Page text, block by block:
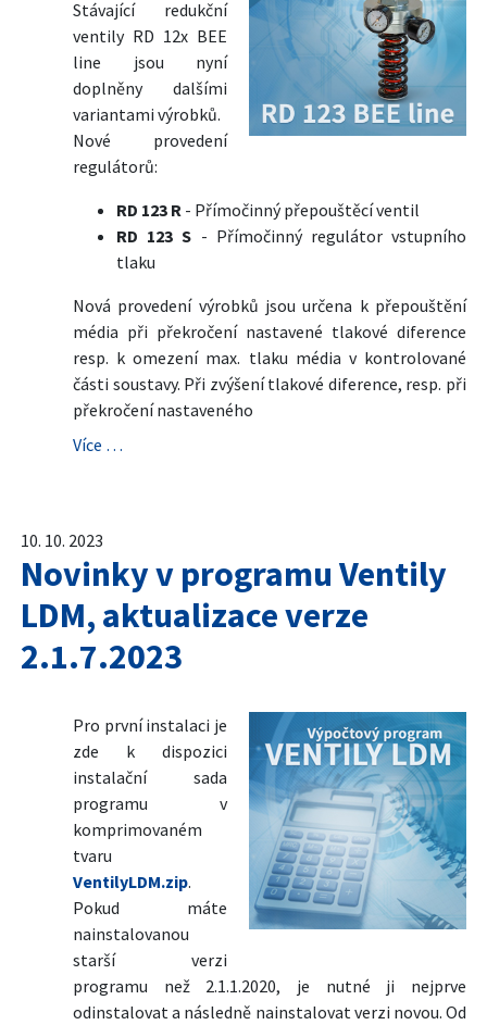
Stávající redukční
ventily RD 12x BEE
line jsou nyní
doplněny dalšími
variantami výrobků.
Nové provedení
regulátorů:
RD 123 R - Přímočinný přepouštěcí ventil
RD 123 S - Přímočinný regulátor vstupního
tlaku
Nová provedení výrobků jsou určena k přepouštění
média při překročení nastavené tlakové diference
resp. k omezení max. tlaku média v kontrolované
části soustavy. Při zvýšení tlakové diference, resp. při
překročení nastaveného
Více …
10. 10. 2023
Novinky v programu Ventily
LDM, aktualizace verze
2.1.7.2023
Pro první instalaci je
zde k dispozici
instalační sada
programu v
komprimovaném
tvaru
VentilyLDM.zip.
Pokud máte
nainstalovanou
starší verzi
programu než 2.1.1.2020, je nutné ji nejprve
odinstalovat a následně nainstalovat verzi novou. Od